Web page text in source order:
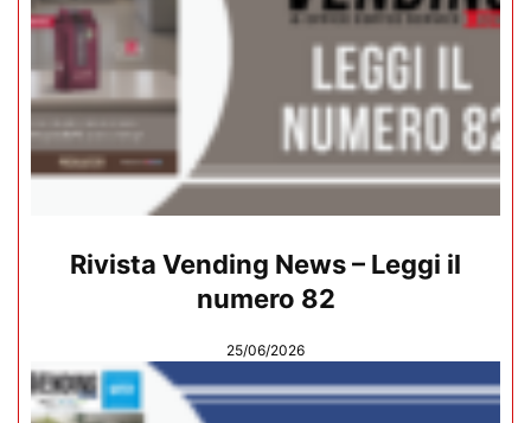
Rivista Vending News – Leggi il
numero 82
25/06/2026